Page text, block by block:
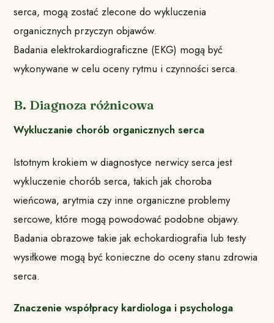
serca, mogą zostać zlecone do wykluczenia
organicznych przyczyn objawów.
Badania elektrokardiograficzne (EKG) mogą być
wykonywane w celu oceny rytmu i czynności serca.
B. Diagnoza różnicowa
Wykluczanie chorób organicznych serca
Istotnym krokiem w diagnostyce nerwicy serca jest
wykluczenie chorób serca, takich jak choroba
wieńcowa, arytmia czy inne organiczne problemy
sercowe, które mogą powodować podobne objawy.
Badania obrazowe takie jak echokardiografia lub testy
wysiłkowe mogą być konieczne do oceny stanu zdrowia
serca.
Znaczenie współpracy kardiologa i psychologa